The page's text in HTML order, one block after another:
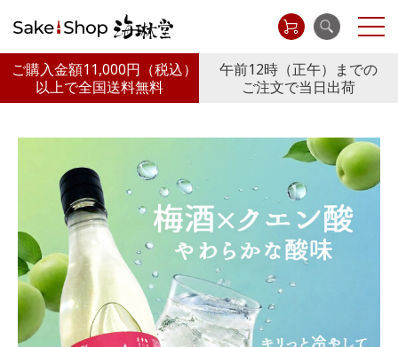
ご購入金額11,000円 （税込）
以上で全国送料無料
午前12時（正午）までの
ご注文で当日出荷